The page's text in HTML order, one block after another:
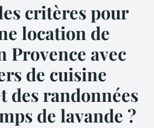
critères pour
location de
Provence avec
de cuisine
des randonnées
de lavande ?